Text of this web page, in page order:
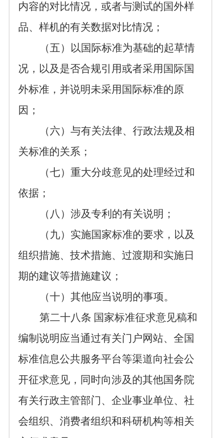
内容的对比情况，或者与测试的国外样
品、样机的有关数据对比情况；
（五）以国际标准为基础的起草情
况，以及是否合规引用或者采用国际国
外标准，并说明未采用国际标准的原
因；
（六）与有关法律、 行政法规及相
关标准的关系；
（七）重大分歧意见的处理经过和
依据；
（八）涉及专利的有关说明；
（ 九） 实施国家标准的要求 ，以及
组织措施、技术措施、过渡期和实施日
期的建议等措施建议；
（十）其他应当说明的事项。
第二十八条 国家标准征求意见稿和
编制说明应当通过有关门户网站、 全国
标准信息公共服务平台等渠道向社会公
开征求意见，同时向涉及的其他国务院
有关行政主管部门、企业事业单位、社
会组织、消费者组织和科研机构等相关